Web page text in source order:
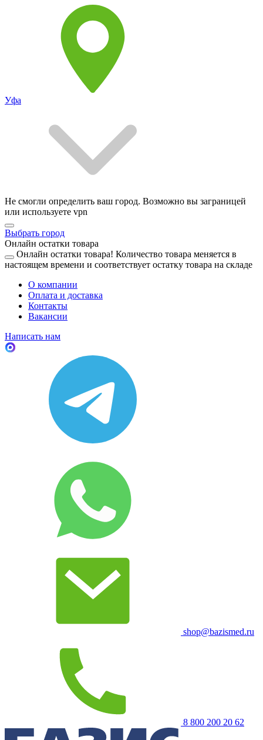
Уфа
Не смогли определить ваш город. Возможно вы заграницей
или используете vpn
Выбрать город
Онлайн остатки товара
Онлайн остатки товара! Количество товара меняется в
настоящем времени и соответствует остатку товара на складе
О компании
Оплата и доставка
Контакты
Вакансии
Написать нам
shop@bazismed.ru
8 800 200 20 62